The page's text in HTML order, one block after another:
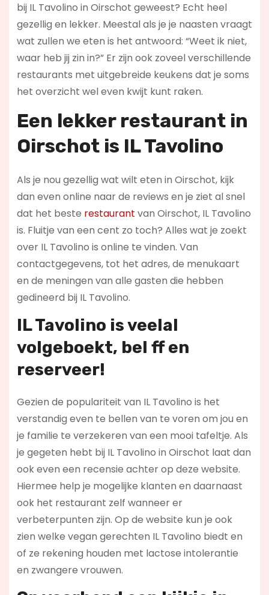
bij IL Tavolino in Oirschot geweest? Echt heel
gezellig en lekker. Meestal als je je naasten vraagt
wat zullen we eten is het antwoord: “Weet ik niet,
waar heb jij zin in?” Er zijn ook zoveel verschillende
restaurants met uitgebreide keukens dat je soms
het overzicht wel even kwijt kunt raken.
Een lekker restaurant in
Oirschot is IL Tavolino
Als je nou gezellig wat wilt eten in Oirschot, kijk
dan even online naar de reviews en je ziet al snel
dat het beste restaurant van Oirschot, IL Tavolino
is. Fluitje van een cent zo toch? Alles wat je zoekt
over IL Tavolino is online te vinden. Van
contactgegevens, tot het adres, de menukaart
en de meningen van alle gasten die hebben
gedineerd bij IL Tavolino.
IL Tavolino is veelal
volgeboekt, bel ff en
reserveer!
Gezien de populariteit van IL Tavolino is het
verstandig even te bellen van te voren om jou en
je familie te verzekeren van een mooi tafeltje. Als
je gegeten hebt bij IL Tavolino in Oirschot laat dan
ook even een recensie achter op deze website.
Hiermee help je mogelijke klanten en daarnaast
ook het restaurant zelf wanneer er
verbeterpunten zijn. Op de website kun je ook
zien welke vegan gerechten IL Tavolino biedt en
of ze rekening houden met lactose intolerantie
en zwangere vrouwen.